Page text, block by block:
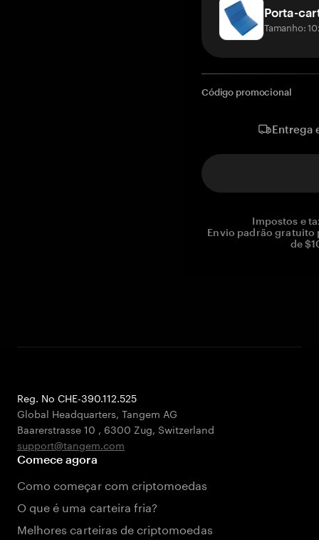
Porta-
Tamanho:
Código promocional
Entrega
Impostos e
Envio padrão gratuito
de
Reg. No CHE-390.112.525
Global Headquarters, Tangem AG
Baarerstrasse 10 , 6300 Zug, Switzerland
support@tangem.com
Comece agora
Como começar com criptomoedas
O que é uma carteira fria?
Melhores carteiras de criptomoedas